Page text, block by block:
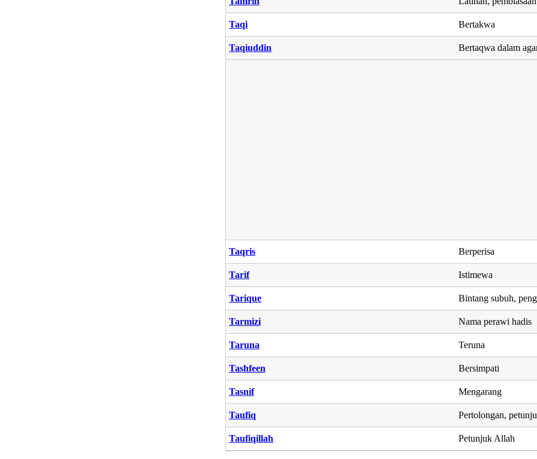
Taqi Bertakwa
Taqiuddin Bertaqwa dalam
Taqris Berperisa
Tarif Istimewa
Tarique Bintang subuh,
Tarmizi Nama perawi hadis
Taruna Teruna
Tashfeen Bersimpati
Tasnif Mengarang
Taufiq Pertolongan,
Taufiqillah Petunjuk Allah